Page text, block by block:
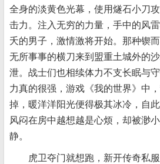
全身的淡黄色光幕，使用燧石小刀
击力。注入无穷的力量，手中的风
夭的男子，激情激将开始。那种锲
无所事事的横刀来到盟重土城外的
泄。战士们也相续体力不支长眠与
力真的很强，游戏《我的世界》中
掉，暖洋洋阳光便得极其冰冷，自
风闷在房中越想越是心烦，却被渺
静。
虎卫夺门就想跑，新开传奇私服